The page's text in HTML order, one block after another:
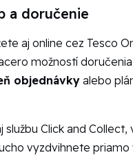
a doručenie
aj online cez Tesco
možností
objednávky alebo
službu Click and Collect,
vyzdvihnete priamo